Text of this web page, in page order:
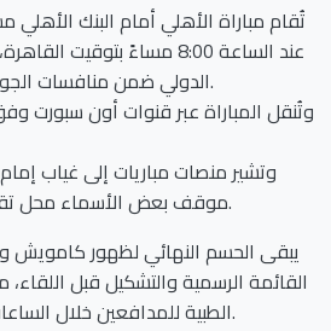
عند الساعة 8:00 مساءً
الدولي ضمن منافسات الجولة 17 من الدوري المصري.
وتُنقل المباراة عبر قنوات أون سبورت
وتشير منصات مباريات إلى غياب
موقف بعض الأسماء محل تقييم طبي بسبب آلام عضلية.
يبقى الحسم النهائي لظهور كامويش
القائمة الرسمية والتشكيل قبل
الطبية للمدافعين خلال الساعات الأخيرة السابقة للمباراة.